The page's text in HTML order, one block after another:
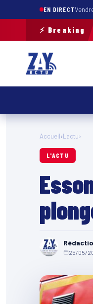
EN DIRECT
⚡ Breaking
cycliste de Guadeloupe 2026
Accueil›L'actu›
L'ACTU
25/05/